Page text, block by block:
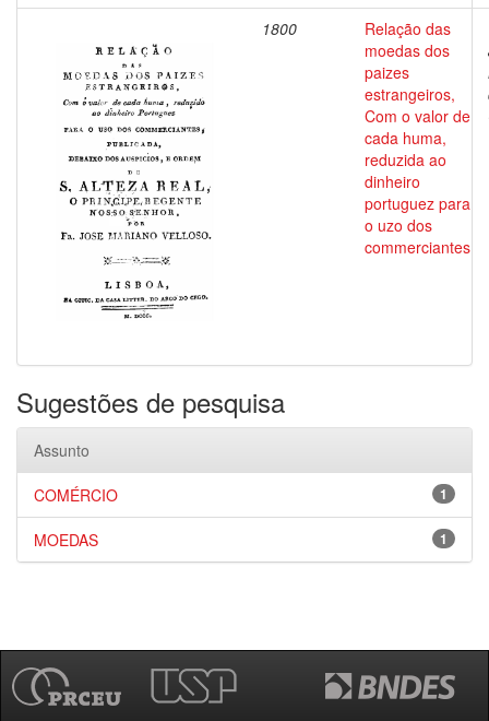
1800
Relação das
moedas dos
paizes
estrangeiros,
Com o valor de
cada huma,
reduzida ao
dinheiro
portuguez para
o uzo dos
commerciantes
Sugestões de pesquisa
Assunto
1
COMÉRCIO
1
MOEDAS